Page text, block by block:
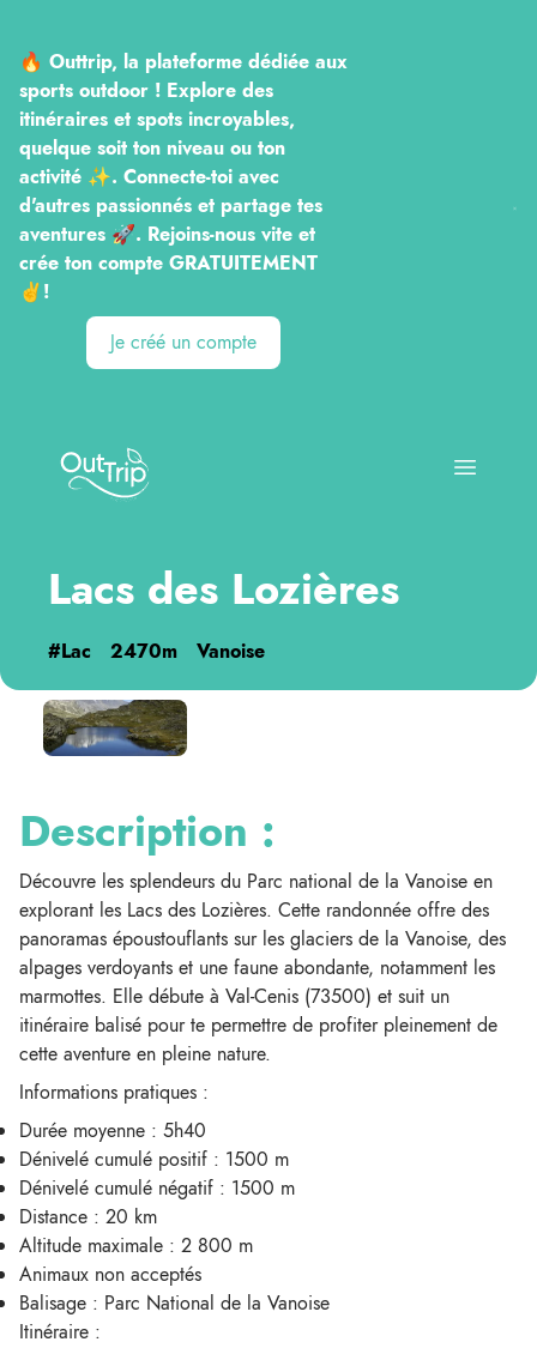
🔥 Outtrip, la plateforme dédiée aux
sports outdoor ! Explore des
itinéraires et spots incroyables,
quelque soit ton niveau ou ton
activité ✨. Connecte-toi avec
d'autres passionnés et partage tes
aventures 🚀. Rejoins-nous vite et
crée ton compte GRATUITEMENT
✌️!
Je créé un compte
Outtrip
Open
Lacs des Lozières
#Lac 2470m Vanoise
Description :
Découvre les splendeurs du Parc national de la Vanoise en
explorant les Lacs des Lozières. Cette randonnée offre des
panoramas époustouflants sur les glaciers de la Vanoise, des
alpages verdoyants et une faune abondante, notamment les
marmottes. Elle débute à Val-Cenis (73500) et suit un
itinéraire balisé pour te permettre de profiter pleinement de
cette aventure en pleine nature.
Informations pratiques :
Durée moyenne : 5h40
Dénivelé cumulé positif : 1500 m
Dénivelé cumulé négatif : 1500 m
Distance : 20 km
Altitude maximale : 2 800 m
Animaux non acceptés
Balisage : Parc National de la Vanoise
Itinéraire :